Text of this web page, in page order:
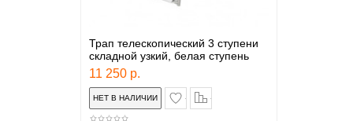
Трап телескопический 3 ступени
складной узкий, белая ступень
11 250 р.
в закладки